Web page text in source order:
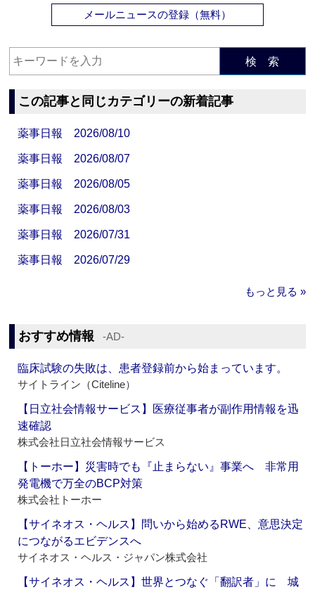
メールニュースの登録（無料）
検 索
この記事と同じカテゴリーの新着記事
薬事日報 2026/08/10
薬事日報 2026/08/07
薬事日報 2026/08/05
薬事日報 2026/08/03
薬事日報 2026/07/31
薬事日報 2026/07/29
もっと見る »
おすすめ情報 ‐AD‐
臨床試験の失敗は、患者登録前から始まっています。
サイトライン（Citeline）
【日立社会情報サービス】医療従事者が副作用情報を迅
速確認
株式会社日立社会情報サービス
【トーホー】災害時でも『止まらない』事業へ 非常用
発電機で万全のBCP対策
株式会社トーホー
【サイネオス・ヘルス】問いから始めるRWE、意思決定
につながるエビデンスへ
サイネオス・ヘルス・ジャパン株式会社
【サイネオス・ヘルス】世界とつなぐ「翻訳者」に 城